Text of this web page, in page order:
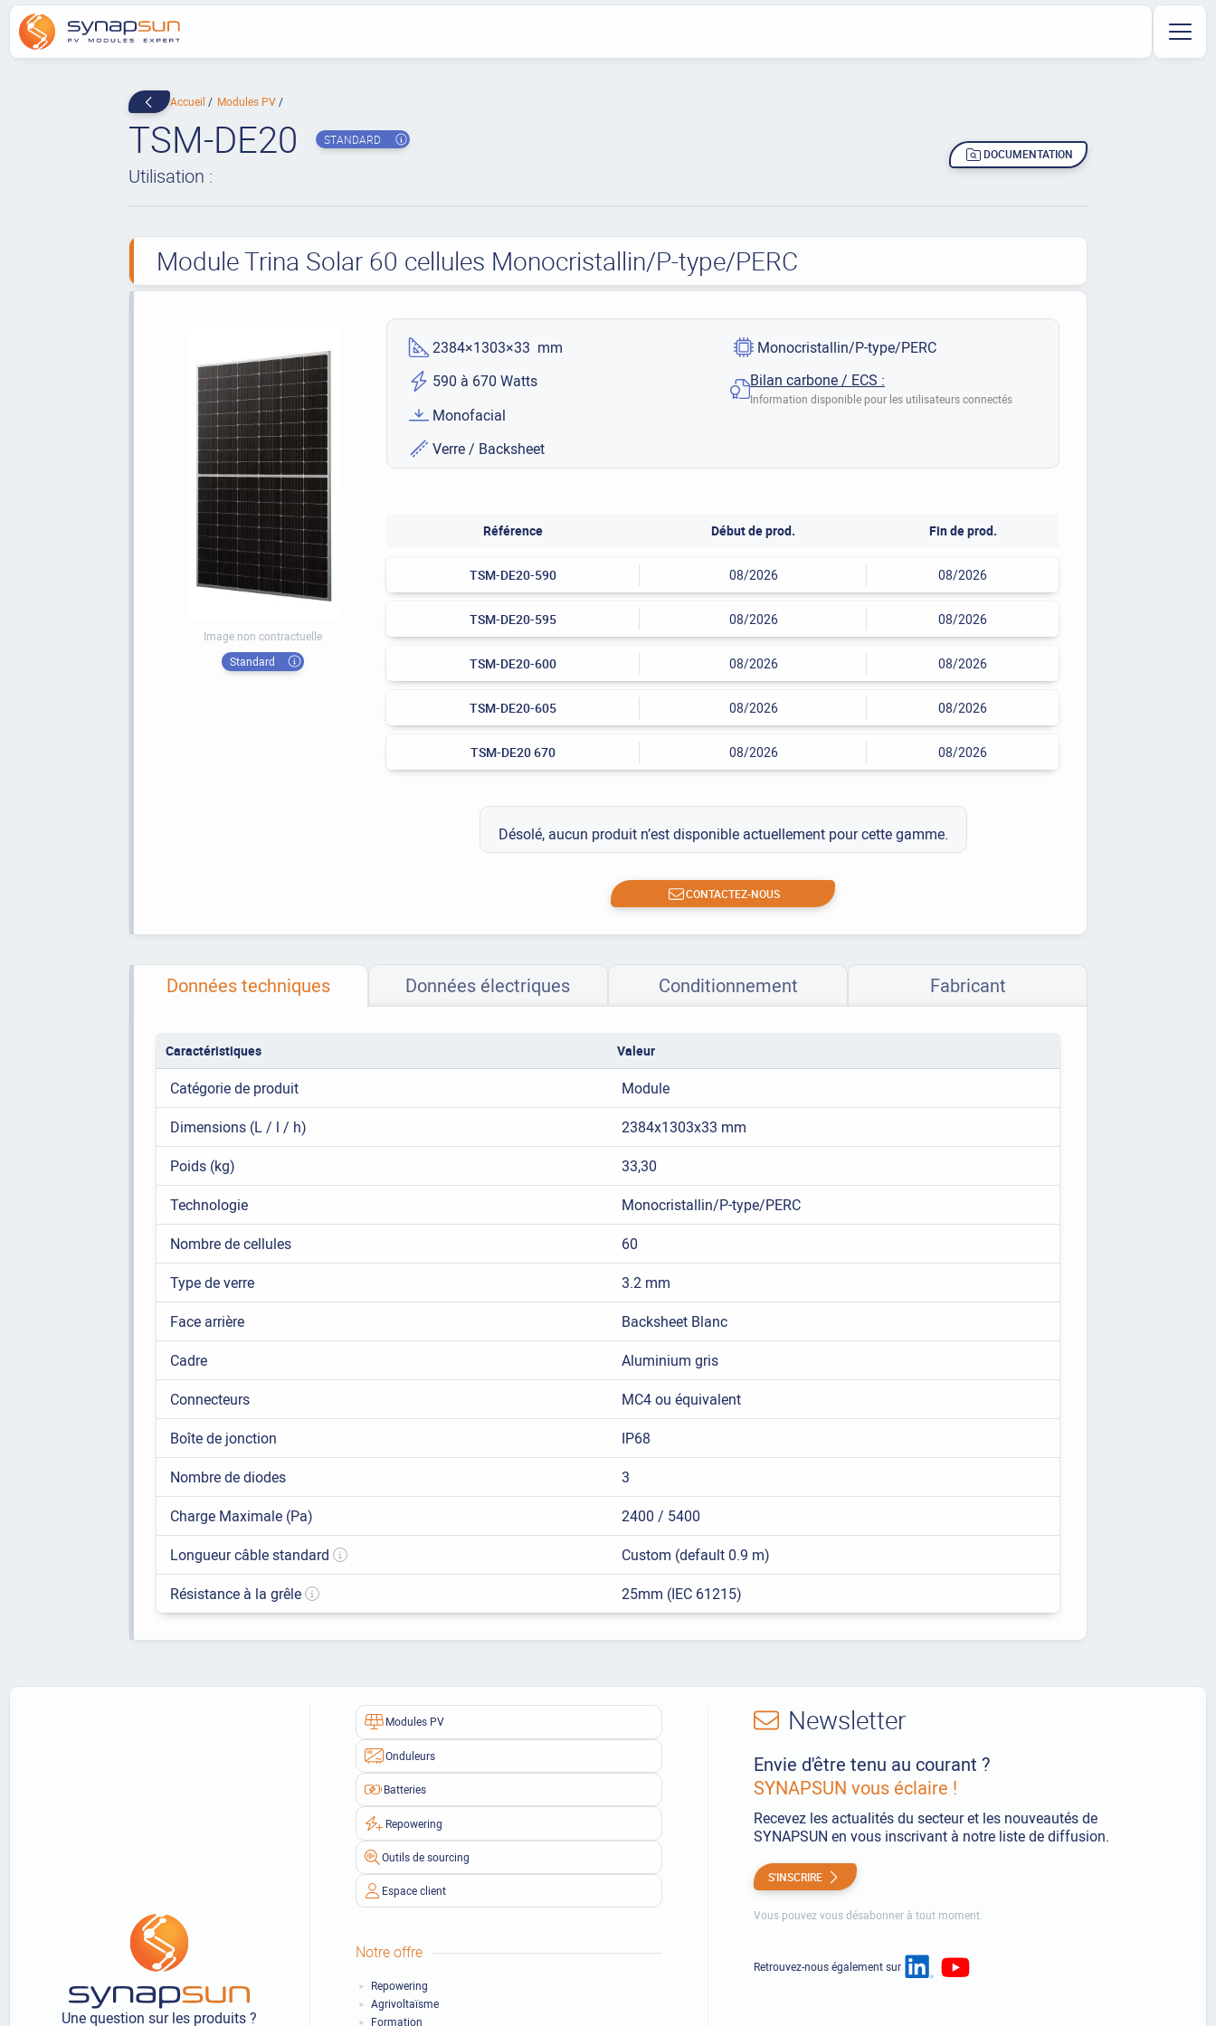
Accueil Modules PV
TSM-DE20 STANDARD
Utilisation :
DOCUMENTATION
Module Trina Solar 60 cellules Monocristallin/P-type/PERC
Image non contractuelle
Standard
2384×1303×33 mm
590 à 670 Watts
Monofacial
Verre / Backsheet
Monocristallin/P-type/PERC
Bilan carbone / ECS :
Information disponible pour les utilisateurs connectés
Référence Début de prod. Fin de prod.
TSM-DE20-590 08/2026 08/2026
TSM-DE20-595 08/2026 08/2026
TSM-DE20-600 08/2026 08/2026
TSM-DE20-605 08/2026 08/2026
TSM-DE20 670 08/2026 08/2026
Désolé, aucun produit n’est disponible actuellement pour cette gamme.
CONTACTEZ-NOUS
Données techniques Données électriques Conditionnement Fabricant
Caractéristiques Valeur
Catégorie de produit
Module
Dimensions (L / l / h)
2384x1303x33 mm
Poids (kg)
33,30
Technologie
Monocristallin/P-type/PERC
Nombre de cellules
60
Type de verre
3.2 mm
Face arrière
Backsheet Blanc
Cadre
Aluminium gris
Connecteurs
MC4 ou équivalent
Boîte de jonction
IP68
Nombre de diodes
3
Charge Maximale (Pa)
2400 / 5400
Longueur câble standard
Custom (default 0.9 m)
Résistance à la grêle
25mm (IEC 61215)
Une question sur les produits ?
Modules PV
Onduleurs
Batteries
Repowering
Outils de sourcing
Espace client
Notre offre
Repowering
Agrivoltaïsme
Formation
Newsletter
Envie d'être tenu au courant ?
SYNAPSUN vous éclaire !
Recevez les actualités du secteur et les nouveautés de
SYNAPSUN en vous inscrivant à notre liste de diffusion.
S'INSCRIRE
Vous pouvez vous désabonner à tout moment.
Retrouvez-nous également sur